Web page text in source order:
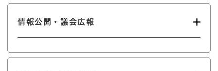
情報公開・議会広報